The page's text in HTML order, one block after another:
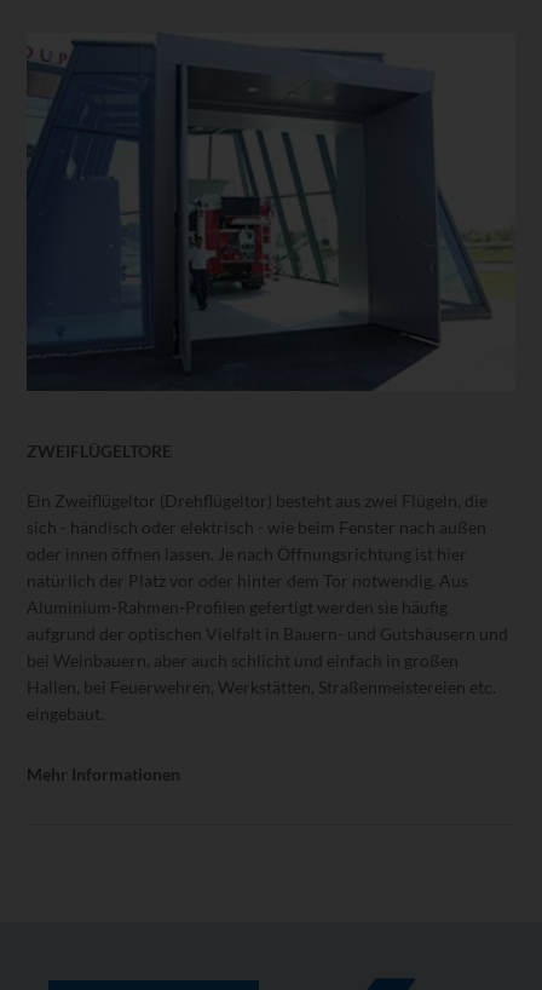
ZWEIFLÜGELTORE
Ein Zweiflügeltor (Drehflügeltor) besteht aus zwei Flügeln, die
sich - händisch oder elektrisch - wie beim Fenster nach außen
oder innen öffnen lassen. Je nach Öffnungsrichtung ist hier
natürlich der Platz vor oder hinter dem Tor notwendig. Aus
Aluminium-Rahmen-Profilen gefertigt werden sie häufig
aufgrund der optischen Vielfalt in Bauern- und Gutshäusern und
bei Weinbauern, aber auch schlicht und einfach in großen
Hallen, bei Feuerwehren, Werkstätten, Straßenmeistereien etc.
eingebaut.
Mehr Informationen